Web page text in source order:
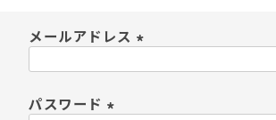
メールアドレス
パスワード